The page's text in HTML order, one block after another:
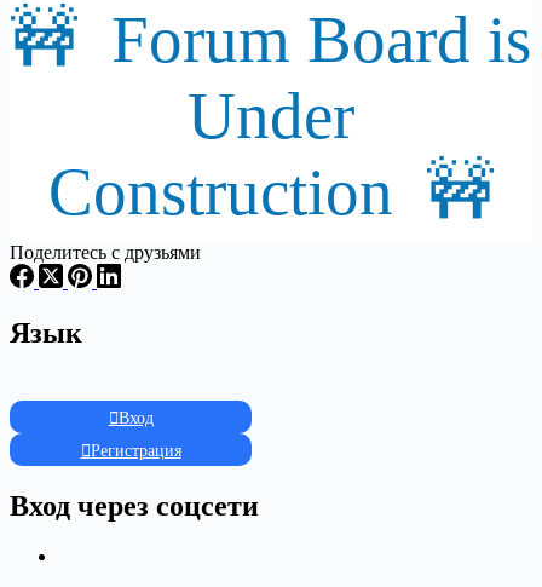
🚧 Forum Board is
Under
Construction 🚧
Поделитесь с друзьями
Язык
Вход
Регистрация
Вход через соцсети